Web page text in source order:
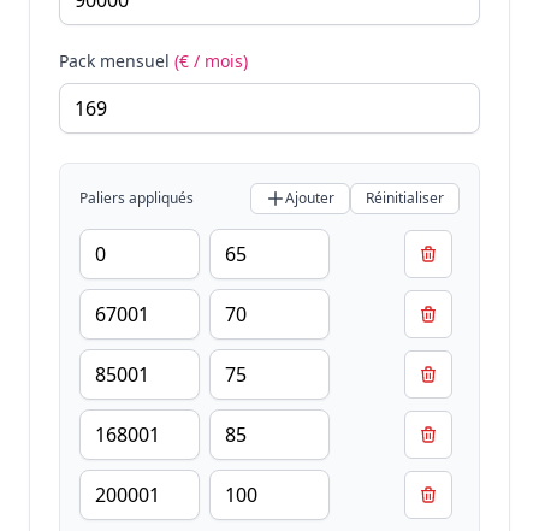
Pack mensuel (€ / mois)
Paliers appliqués Ajouter Réinitialiser